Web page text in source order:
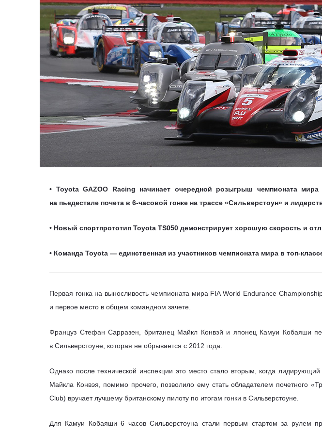
• Toyota GAZOO Racing начинает очередной розыгрыш чемпионата
на пьедестале почета в 6-часовой гонке на трассе «Сильверстоун» и
• Новый спортпрототип Toyota TS050 демонстрирует хорошую скорость и
• Команда Toyota — единственная из участников чемпионата мира в топ-
Первая гонка на выносливость чемпионата мира FIA World Endurance
и первое место в общем командном зачете.
Француз Стефан Сарразен, британец Майкл Конвэй и японец Камуи Кобаяши
в Сильверстоуне, которая не обрывается с 2012 года.
Однако после технической инспекции это место стало вторым, когда
Майкла Конвэя, помимо прочего, позволило ему стать обладателем почетного
Club) вручает лучшему британскому пилоту по итогам гонки в Сильверстоуне.
Для Камуи Кобаяши 6 часов Сильверстоуна стали первым стартом за рулем